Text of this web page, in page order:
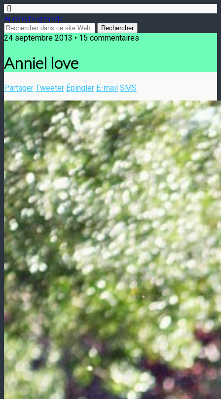
Aurélia blog mode
24 septembre 2013 • 15 commentaires
Anniel love
Partager Tweeter Épingler E-mail SMS